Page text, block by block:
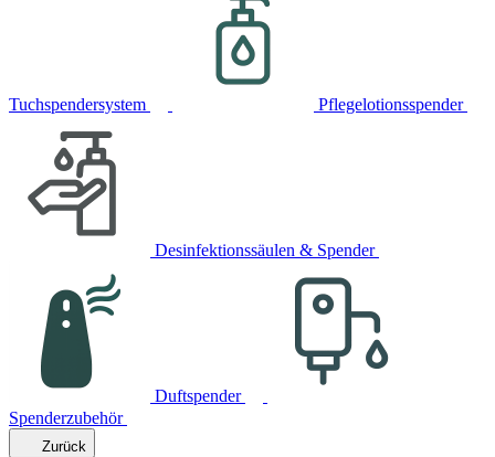
Tuchspendersystem Pflegelotionsspender
Desinfektionssäulen & Spender
Duftspender
Spenderzubehör
Zurück